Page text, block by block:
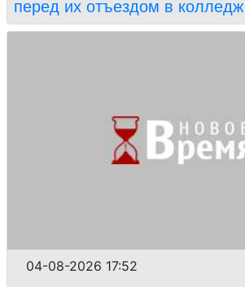
перед их отъездом в колледж
04-08-2026 17:52